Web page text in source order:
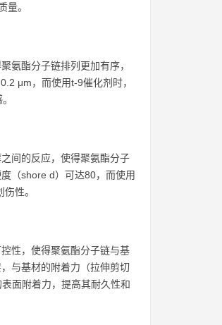
量。
氨酯分子链排列更加有序，
μm，而使用t-9催化剂时，
间的反应，使得聚氨酯分子
（shore d）可达80，而使用
性。
性，使得聚氨酯分子链与基
与基材的附着力（拉伸剪切
面附着力，提高其耐久性和